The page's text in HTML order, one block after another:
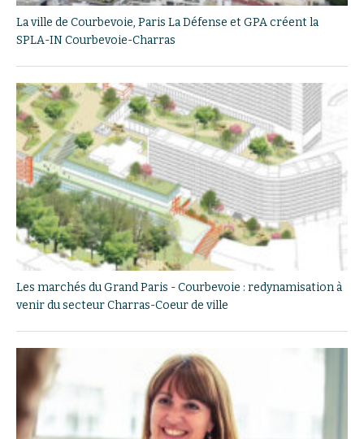
La ville de Courbevoie, Paris La Défense et GPA créent la
SPLA-IN Courbevoie-Charras
Les marchés du Grand Paris - Courbevoie : redynamisation à
venir du secteur Charras-Coeur de ville